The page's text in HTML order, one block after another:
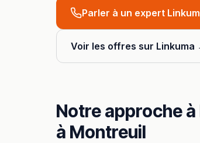
Parler à un expert
Voir les offres sur Linkuma
Notre approche à
à Montreuil